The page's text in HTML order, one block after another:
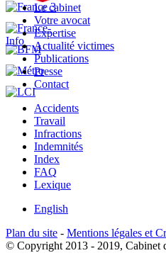
Le cabinet
Votre avocat
Expertise
Actualité victimes
Publications
Presse
Contact
Accidents
Travail
Infractions
Indemnités
Index
FAQ
Lexique
English
Plan du site - Mentions légales et
© Copyright 2013 - 2019, Cabinet